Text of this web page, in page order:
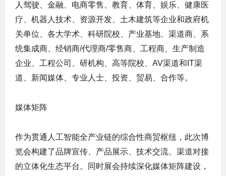
人驾驶、金融、电商零售、教育、体育、娱乐、健康医
疗、机器人技术、资源开发、土木建筑等企业和政府机
关单位、各大学术、科研院校、产业基地、渠道商、系
统集成商、经销商/代理商/零售商、工程商、生产制造
企业、工程公司、研机构、高等院校、AV渠道和IT渠
道、新闻媒体、专业人士、投资、贸易、合作等。
媒体矩阵
作为贯通人工智能全产业链的综合性商贸枢纽，此次博
览会构建了品牌宣传、产品展示、技术交流、渠道对接
的立体化生态平台。同时展会持续深化媒体矩阵建设，